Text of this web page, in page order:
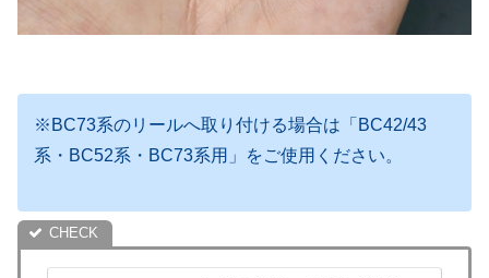
※BC73系のリールへ取り付ける場合は「BC42/43
系・BC52系・BC73系用」をご使用ください。